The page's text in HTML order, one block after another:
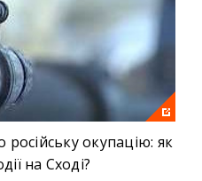
російську окупацію: як
на Сході?